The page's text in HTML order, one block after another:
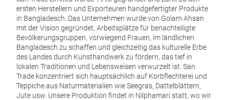
ersten Herstellern und Exporteuren handgefertigter Produkte
in Bangladesch. Das Unternehmen wurde von Golam Ahsan
mit der Vision gegründet, Arbeitsplätze für benachteiligte
Bevölkerungsgruppen, vorwiegend Frauen, im ländlichen
Bangladesch zu schaffen und gleichzeitig das kulturelle Erbe
des Landes durch Kunsthandwerk zu fördern, das tief in
lokalen Traditionen und Lebensweisen verwurzelt ist. San
Trade konzentriert sich hauptsächlich auf Korbflechterei und
Teppiche aus Naturmaterialien wie Seegras, Dattelblättern,
Jute usw. Unsere Produktion findet in Nilphamari statt, wo wir